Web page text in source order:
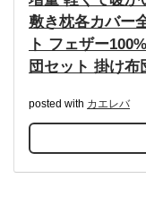
敷き枕各カバー
ト フェザー
団セット 掛け布
posted with カエレバ